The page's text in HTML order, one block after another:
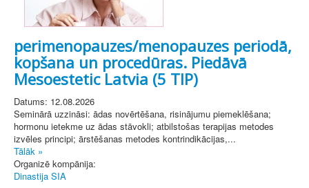
perimenopauzes/menopauzes periodā,
kopšana un procedūras. Piedāvā
Mesoestetic Latvia (5 TIP)
Datums: 12.08.2026
Seminārā uzzināsi: ādas novērtēšana, risinājumu piemeklēšana;
hormonu ietekme uz ādas stāvokli; atbilstošas terapijas metodes
izvēles principi; ārstēšanas metodes kontrindikācijas,...
Tālāk »
Organizē kompānija:
Dinastija SIA